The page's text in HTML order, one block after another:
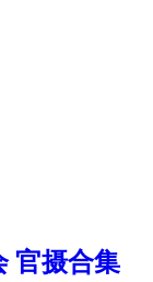
官摄合集